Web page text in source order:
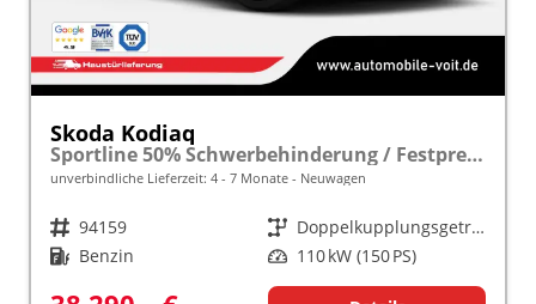
Skoda Kodiaq
Sportline 50% Schwerbehinderung / Festpreisgarantie* Modelljahr 1.5 TSI Mild-Hybrid 150PS DSG "Sonderangebot bei Schwerbehinderung" frei konfigurierbar!
unverbindliche Lieferzeit: 4 - 7 Monate Neuwagen
Fahrzeugnr. 94159 Getriebe
Doppelkupplungsgetriebe (DSG)
Kraftstoff Benzin Leistung 110 kW (150 PS)